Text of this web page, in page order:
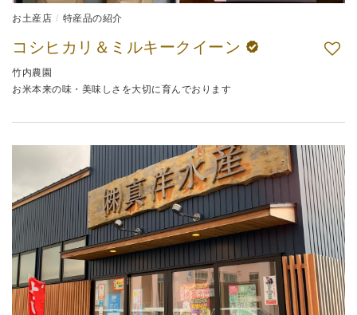
お土産店 特産品の紹介
コシヒカリ＆ミルキークイーン
竹内農園
お米本来の味・美味しさを大切に育んでおります